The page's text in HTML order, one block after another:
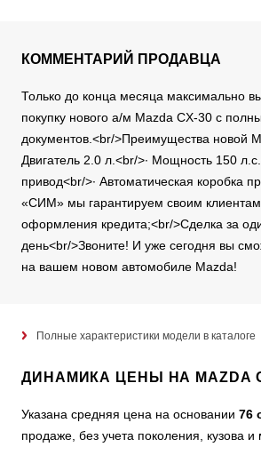
КОММЕНТАРИЙ ПРОДАВЦА
Только до конца месяца максимально
покупку нового а/м Mazda СX-30 с
документов.<br/>Преимущества новой
Двигатель 2.0 л.<br/>∙ Мощность 150
привод<br/>∙ Автоматическая коробка
«CИМ» мы гарантируем своим
оформления кредита;<br/>Сделка за
день<br/>Звоните! И уже сегодня вы
на вашем новом автомобиле Mazda!
Полные характеристики модели в каталоге
ДИНАМИКА ЦЕНЫ НА MAZDA
Указана средняя цена на основании 76
продаже, без учета поколения, кузова